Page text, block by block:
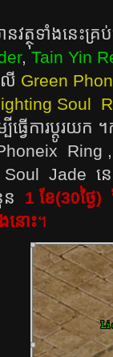
វត្ថុទាំងនេះគ្
, Tain Yin
ើ Green
Soul
បីធ្វើការប្តូរយ
Ring
Jade នេ
1 ខែ(30ថ្ង
នោះ។